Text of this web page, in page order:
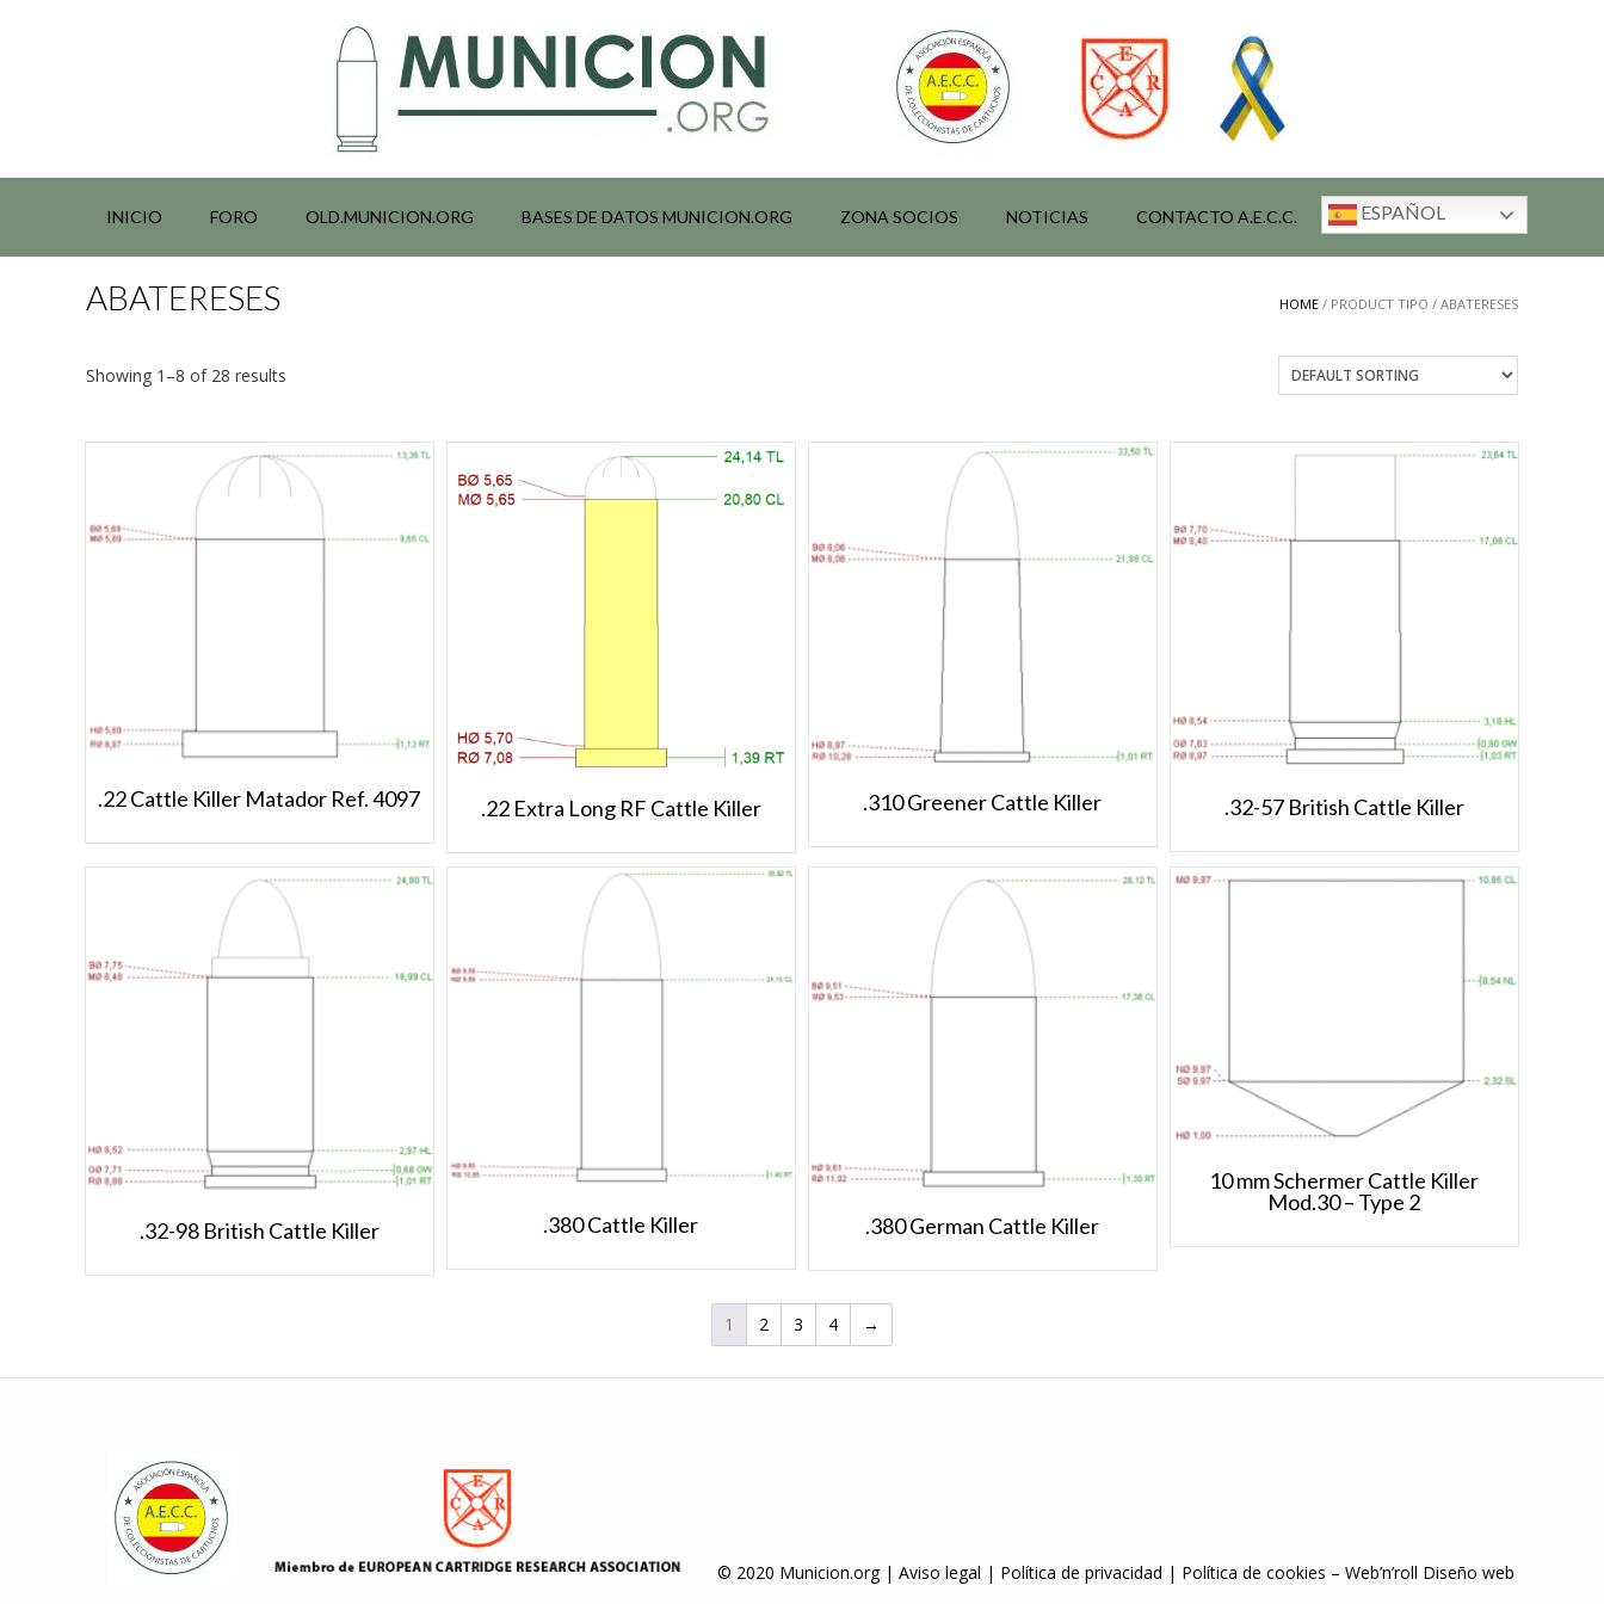
INICIO FORO OLD.MUNICION.ORG BASES DE DATOS MUNICION.ORG ZONA SOCIOS NOTICIAS CONTACTO A.E.C.C. ESPAÑOL
HOME / PRODUCT TIPO / ABATERESES
ABATERESES
Showing 1–8 of 28 results
.22 Cattle Killer Matador Ref. 4097 .22 Extra Long RF Cattle Killer .310 Greener Cattle Killer .32-57 British Cattle Killer
.32-98 British Cattle Killer .380 Cattle Killer .380 German Cattle Killer
10 mm Schermer Cattle Killer
Mod.30 – Type 2
1 2 3 4 →
© 2020 Municion.org | Aviso legal | Política de privacidad | Política de cookies – Web’n’roll Diseño web